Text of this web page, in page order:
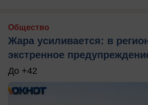
Общество
Жара усиливается: в
экстренное
До +42